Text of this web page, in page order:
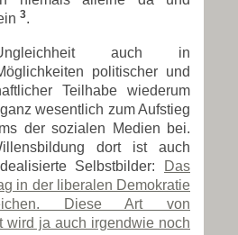
3.
auch in
politischer und
Teilhabe wiederum
wesentlich zum Aufstieg
der sozialen Medien bei.
dort ist auch
Selbstbilder:
Das
in der liberalen Demokratie
Diese Art von
wird ja auch irgendwie noch